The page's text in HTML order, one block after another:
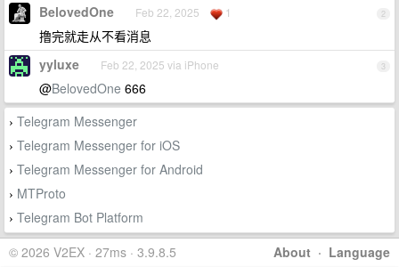
2
BelovedOne Feb 22, 2025 1
撸完就走从不看消息
3
yyluxe Feb 22, 2025 via iPhone
@BelovedOne 666
› Telegram Messenger
› Telegram Messenger for iOS
› Telegram Messenger for Android
› MTProto
› Telegram Bot Platform
About · Language
© 2026 V2EX · 27ms · 3.9.8.5